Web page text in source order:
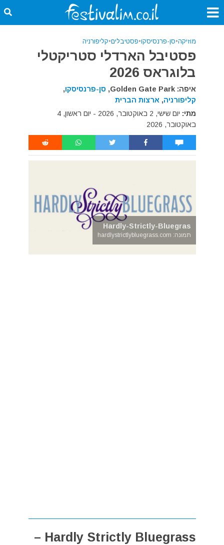
מוזיקה•סן-פרנסיסקו•פסטיבלים•קליפורניה
פסטיבל הארדלי סטריקטלי
בלוגראס 2026
איפה: Golden Gate Park, סן-פרנסיסקו,
קליפורניה, ארצות הברית
מתי:
יום שישי, 2 באוקטובר, 2026 - יום ראשון, 4
באוקטובר, 2026
Hardly-Strictly-Bluegras
תמונה: hardlystrictlybluegrass.com
Hardly Strictly Bluegrass –